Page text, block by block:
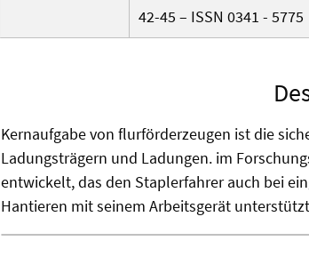
42-45 – ISSN 0341 - 5775
Kernaufgabe von flurförderzeugen ist die
Ladungsträgern und Ladungen. im
entwickelt, das den Staplerfahrer auch bei
Hantieren mit seinem Arbeitsgerät